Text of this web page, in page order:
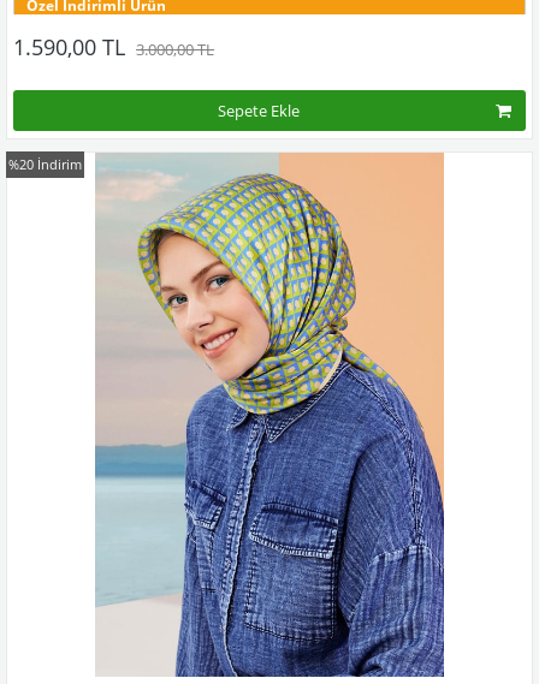
Özel İndirimli Ürün
Kampanyadaki tüm modelleri görmek için buraya tıkla
1.590,00 TL 3.000,00 TL
Sepete Ekle
%20 İndirim